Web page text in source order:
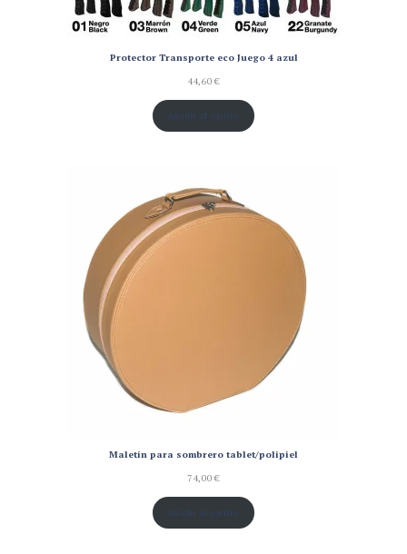
Protector Transporte eco Juego 4 azul
44,60€
Añadir al carrito
Maletín para sombrero tablet/polipiel
74,00€
Añadir al carrito